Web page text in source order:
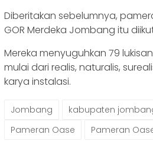
Diberitakan sebelumnya,
GOR Merdeka Jombang itu
Mereka menyuguhkan 79
mulai dari realis, naturalis,
karya instalasi.
Jombang kabupaten
Pameran Oase
Pameran